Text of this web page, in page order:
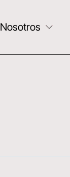
Nosotros